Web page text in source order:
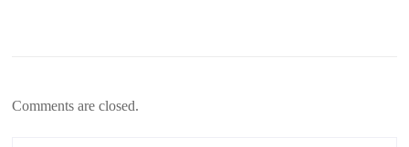
Comments are closed.